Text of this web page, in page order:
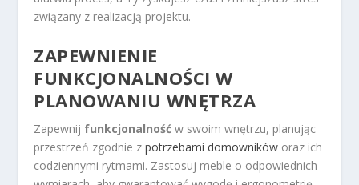
związany z realizacją projektu.
ZAPEWNIENIE
FUNKCJONALNOŚCI W
PLANOWANIU WNĘTRZA
Zapewnij funkcjonalność w swoim wnętrzu, planując
przestrzeń zgodnie zpotrzebami domowników oraz ich
codziennymi rytmami. Zastosuj meble o odpowiednich